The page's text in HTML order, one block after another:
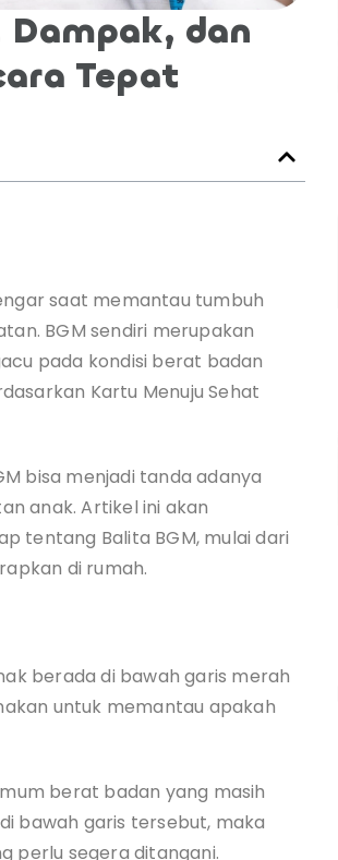
dan
Tepat
saat memantau tumbuh
BGM sendiri merupakan
pada kondisi berat badan
Kartu Menuju Sehat
bisa menjadi tanda adanya
anak. Artikel ini akan
tentang Balita BGM, mulai dari
di rumah.
berada di bawah garis merah
untuk memantau apakah
berat badan yang masih
bawah garis tersebut, maka
perlu segera ditangani.